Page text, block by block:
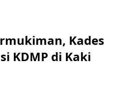
Kades
KDMP di Kaki